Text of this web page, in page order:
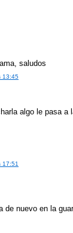
saludos
13:45
algo le pasa a
17:51
de nuevo en la